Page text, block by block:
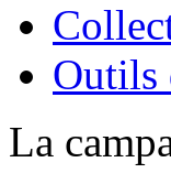
Outils
La